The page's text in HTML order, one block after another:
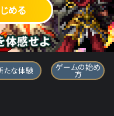
める
ヒーローズ
たな体験 ゲームの始め
方